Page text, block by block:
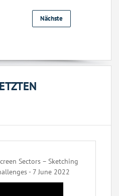
Nächste
Sectors – Sketching
- 7 June 2022